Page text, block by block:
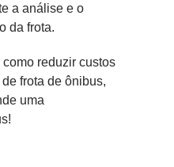
a análise e o
da frota.
reduzir custos
frota de ônibus,
uma